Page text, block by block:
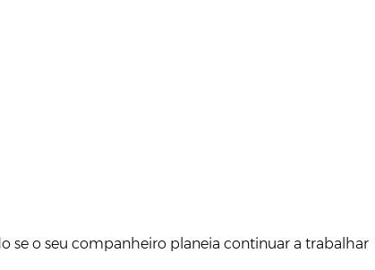
se o seu companheiro planeia continuar a trabalhar